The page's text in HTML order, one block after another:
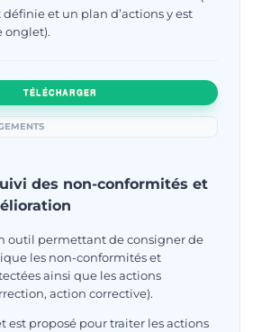
et un plan d’actions y est
onglet).
TÉLÉCHARGER
des non-conformités et
outil permettant de consigner de
les non-conformités et
ainsi que les actions
action corrective).
est proposé pour traiter les actions